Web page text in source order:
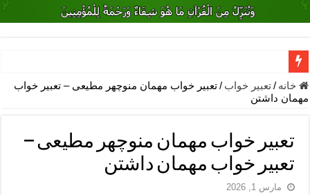
دعای جلب محبت فوری معشوق – دعای جلب محبت شوهر
دعای مشکل گشا برای رفع فقر – ذکرهای روزی‌ بخش
معجزات دعای یا من اظهر الجمیل – دعای یا من اظهر الجمیل برای
مهم ترین اذکار الهی و فضیلت آن ها – ذکر مخصوص مستجاب الدعوه
دعا برای ترس بچه ها در خواب – دعای ترس و بی خوابی کودکان
خانه /تعبیر خواب /تعبیر خواب مهمان منوچهر مطیعی – تعبیر خواب
مهمان داشتن
تعبیر خواب مهمان منوچهر مطیعی –
تعبیر خواب مهمان داشتن
مارس 1, 2026